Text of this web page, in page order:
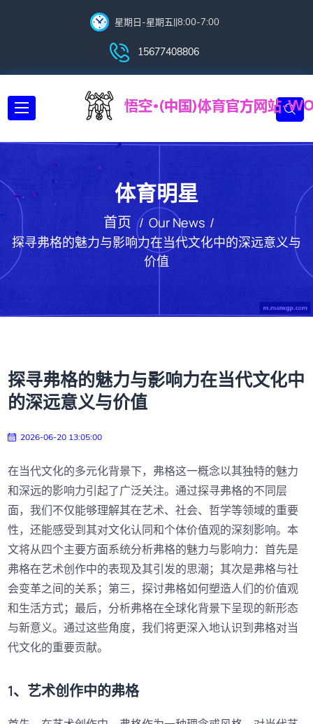
星期日-星期五||8:00-7:00
15677408806
体育明星
首页
Our News
探寻弗格的魅力与影响力在当代文化中的深远意义与
价值
探寻弗格的魅力与影响力在当代文化中
的深远意义与价值
2026-06-20 13:05:00
在当代文化的多元化背景下，弗格这一概念以其独特的魅力
和深远的影响力引起了广泛关注。通过探寻弗格的不同层
面，我们不仅能够理解其在艺术、社会、哲学等领域的重要
性，还能感受到其对文化认同和个体价值观的深刻影响。本
文将从四个主要方面系统分析弗格的魅力与影响力：首先是
弗格在艺术创作中的表现及其引发的思潮；其次是弗格与社
会变革之间的关系；第三，探讨弗格如何塑造人们的价值观
和生活方式；最后，分析弗格在全球化背景下呈现的新形态
与新意义。通过这些角度，我们将更深入地认识到弗格对当
代文化的重要贡献。
1、艺术创作中的弗格